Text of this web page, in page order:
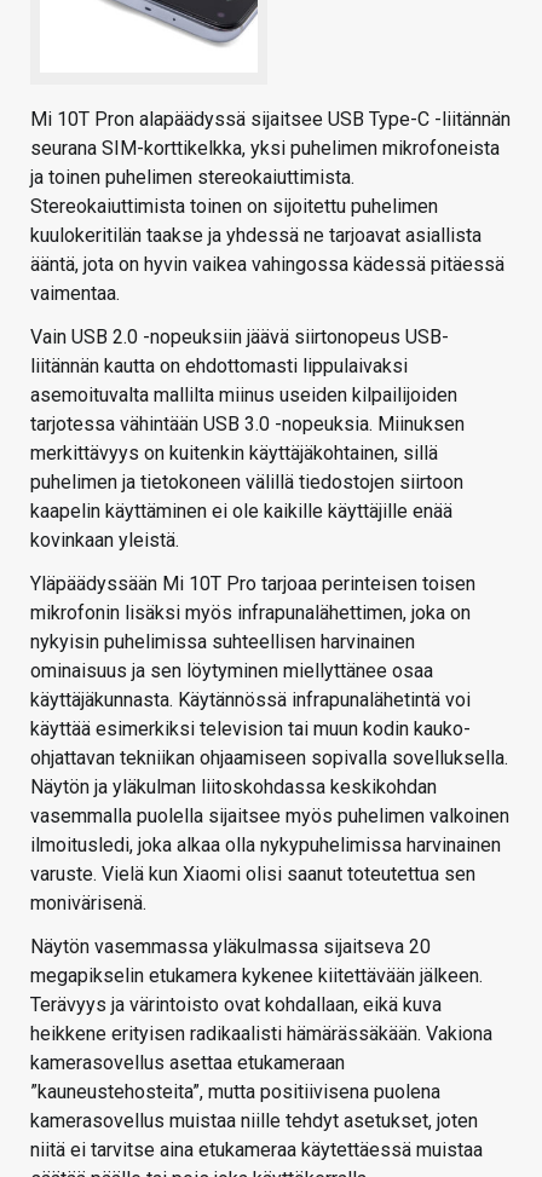
Mi 10T Pron alapäädyssä sijaitsee USB Type-C -liitännän
seurana SIM-korttikelkka, yksi puhelimen mikrofoneista
ja toinen puhelimen stereokaiuttimista.
Stereokaiuttimista toinen on sijoitettu puhelimen
kuulokeritilän taakse ja yhdessä ne tarjoavat asiallista
ääntä, jota on hyvin vaikea vahingossa kädessä pitäessä
vaimentaa.
Vain USB 2.0 -nopeuksiin jäävä siirtonopeus USB-
liitännän kautta on ehdottomasti lippulaivaksi
asemoituvalta mallilta miinus useiden kilpailijoiden
tarjotessa vähintään USB 3.0 -nopeuksia. Miinuksen
merkittävyys on kuitenkin käyttäjäkohtainen, sillä
puhelimen ja tietokoneen välillä tiedostojen siirtoon
kaapelin käyttäminen ei ole kaikille käyttäjille enää
kovinkaan yleistä.
Yläpäädyssään Mi 10T Pro tarjoaa perinteisen toisen
mikrofonin lisäksi myös infrapunalähettimen, joka on
nykyisin puhelimissa suhteellisen harvinainen
ominaisuus ja sen löytyminen miellyttänee osaa
käyttäjäkunnasta. Käytännössä infrapunalähetintä voi
käyttää esimerkiksi television tai muun kodin kauko-
ohjattavan tekniikan ohjaamiseen sopivalla sovelluksella.
Näytön ja yläkulman liitoskohdassa keskikohdan
vasemmalla puolella sijaitsee myös puhelimen valkoinen
ilmoitusledi, joka alkaa olla nykypuhelimissa harvinainen
varuste. Vielä kun Xiaomi olisi saanut toteutettua sen
monivärisenä.
Näytön vasemmassa yläkulmassa sijaitseva 20
megapikselin etukamera kykenee kiitettävään jälkeen.
Terävyys ja värintoisto ovat kohdallaan, eikä kuva
heikkene erityisen radikaalisti hämärässäkään. Vakiona
kamerasovellus asettaa etukameraan
”kauneustehosteita”, mutta positiivisena puolena
kamerasovellus muistaa niille tehdyt asetukset, joten
niitä ei tarvitse aina etukameraa käytettäessä muistaa